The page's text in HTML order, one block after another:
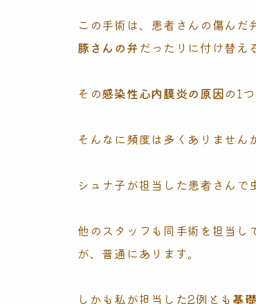
この手術は、患者さんの傷んだ
豚さんの弁だったりに付け替え
その感染性心内膜炎の原因の1
そんなに頻度は多くありません
シュナ子が担当した患者さんで
他のスタッフも同手術を担当し
が、普通にあります。
しかも私が担当した2例とも 基